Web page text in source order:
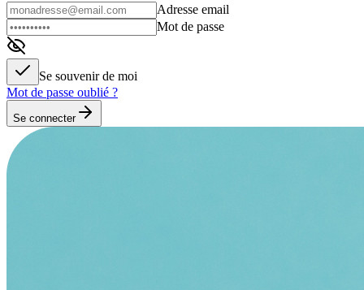
Adresse email
Mot de passe
Se souvenir de moi
Mot de passe oublié ?
Se connecter